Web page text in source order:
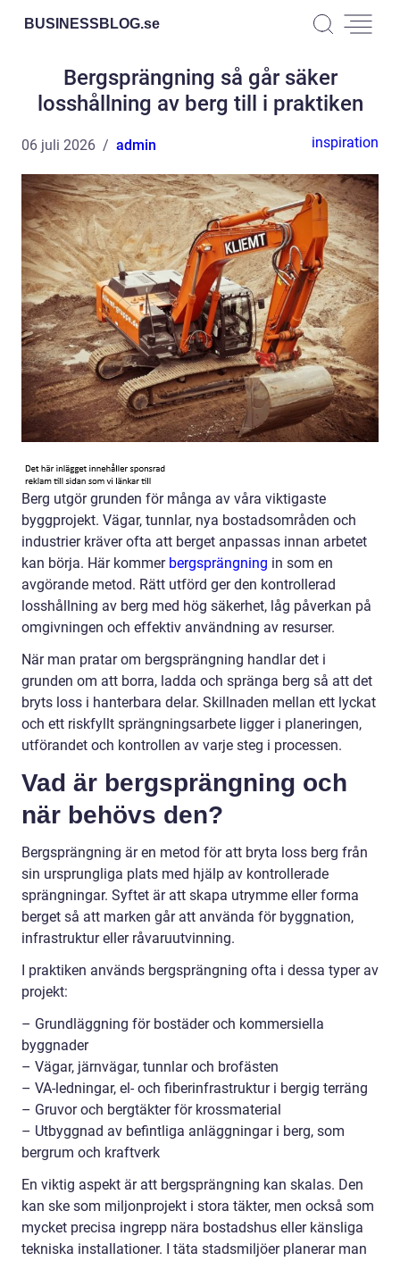
BUSINESSBLOG.se
Bergsprängning så går säker
losshållning av berg till i praktiken
06 juli 2026 admin inspiration
Berg utgör grunden för många av våra viktigaste
byggprojekt. Vägar, tunnlar, nya bostadsområden och
industrier kräver ofta att berget anpassas innan arbetet
kan börja. Här kommer bergsprängning in som en
avgörande metod. Rätt utförd ger den kontrollerad
losshållning av berg med hög säkerhet, låg påverkan på
omgivningen och effektiv användning av resurser.
När man pratar om bergsprängning handlar det i
grunden om att borra, ladda och spränga berg så att det
bryts loss i hanterbara delar. Skillnaden mellan ett lyckat
och ett riskfyllt sprängningsarbete ligger i planeringen,
utförandet och kontrollen av varje steg i processen.
Vad är bergsprängning och
när behövs den?
Bergsprängning är en metod för att bryta loss berg från
sin ursprungliga plats med hjälp av kontrollerade
sprängningar. Syftet är att skapa utrymme eller forma
berget så att marken går att använda för byggnation,
infrastruktur eller råvaruutvinning.
I praktiken används bergsprängning ofta i dessa typer av
projekt:
– Grundläggning för bostäder och kommersiella
byggnader
– Vägar, järnvägar, tunnlar och brofästen
– VA-ledningar, el- och fiberinfrastruktur i bergig terräng
– Gruvor och bergtäkter för krossmaterial
– Utbyggnad av befintliga anläggningar i berg, som
bergrum och kraftverk
En viktig aspekt är att bergsprängning kan skalas. Den
kan ske som miljonprojekt i stora täkter, men också som
mycket precisa ingrepp nära bostadshus eller känsliga
tekniska installationer. I täta stadsmiljöer planerar man